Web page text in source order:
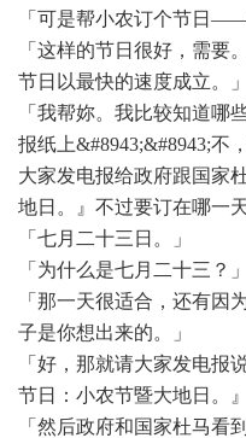
「可是帮小农订个节日 ——
「这样的节日很好，需要
节日以最快的速度成立。」
「我帮妳。我比较知道哪
报纸上&#8943;&#8943;不
大家发电报给政府跟国家
地日。』不过要订在哪一天
「七月二十三日。」
「为什么是七月二十三？」
「那一天很适合，还有因
子是你想出来的。」
「好，那就请大家发电报
节日：小农节暨大地日。』
「然后政府和国家杜马看